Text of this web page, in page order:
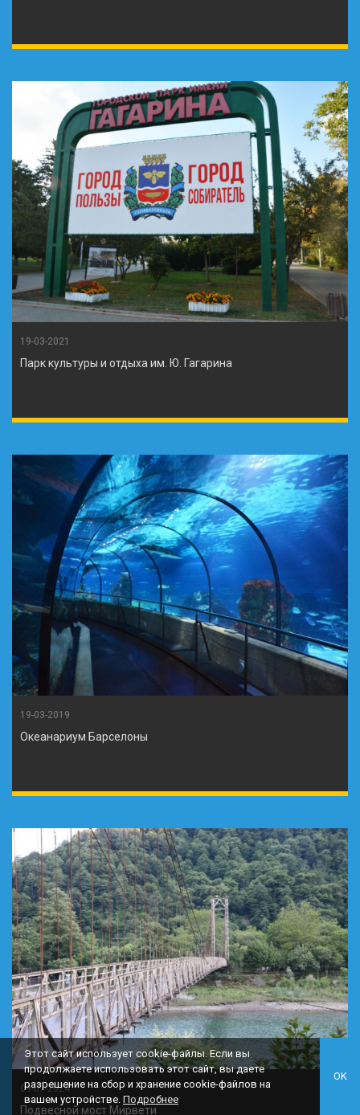
19-03-2021
Парк культуры и отдыха им. Ю. Гагарина
19-03-2019
Океанариум Барселоны
09-07-2024
Подвесной мост Мирвети
Этот сайт использует cookie-файлы. Если вы
продолжаете использовать этот сайт, вы даете
разрешение на сбор и хранение cookie-файлов на
вашем устройстве. Подробнее
OK